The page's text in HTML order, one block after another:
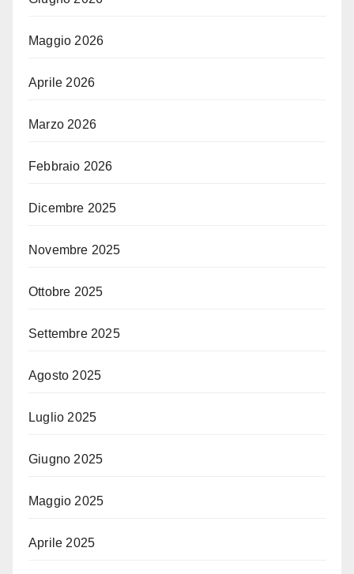
Maggio 2026
Aprile 2026
Marzo 2026
Febbraio 2026
Dicembre 2025
Novembre 2025
Ottobre 2025
Settembre 2025
Agosto 2025
Luglio 2025
Giugno 2025
Maggio 2025
Aprile 2025